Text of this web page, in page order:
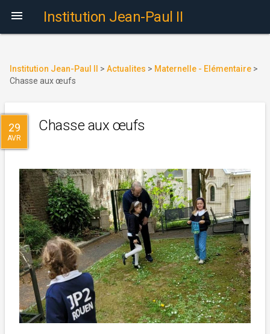
 Institution Jean-Paul II
Institution Jean-Paul II > Actualites > Maternelle - Elémentaire >
Chasse aux œufs
29
AVR
Chasse aux œufs